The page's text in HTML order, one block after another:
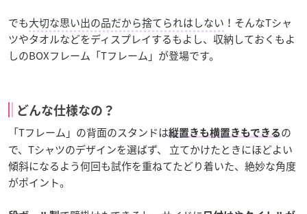
でも大切な思い出の品だから捨てられはしない ！そんなTシャ
ツやタオルなどをディスプレイするもよし、収納しておくもよ
しのBOXフレーム「Tフレーム」が登場です。
どんな仕様なの？
「Tフレーム」の背面のスタンドは縦置きも横置きもできる の
で、Tシャツのデザインを選ばず、 立てかけたときにほどよい
傾斜になるよう何回も試作を重ねてたどり着いた、絶妙な角度
がポイント。